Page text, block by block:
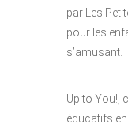
par Les
pour les
s’amusant.
Up to You!,
éducatifs